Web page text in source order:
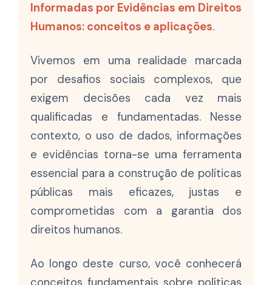
Informadas por Evidências em Direitos
Humanos: conceitos e aplicações.
Vivemos em uma realidade marcada
por desafios sociais complexos, que
exigem decisões cada vez mais
qualificadas e fundamentadas. Nesse
contexto, o uso de dados, informações
e evidências torna-se uma ferramenta
essencial para a construção de políticas
públicas mais eficazes, justas e
comprometidas com a garantia dos
direitos humanos.
Ao longo deste curso, você conhecerá